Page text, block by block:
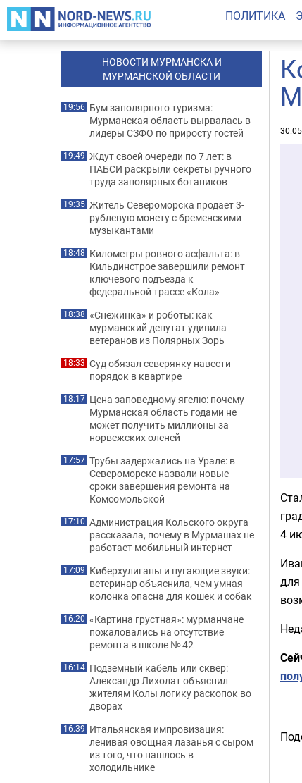
ПОЛИТИКА
4
для
НОВОСТИ МУРМАНСКА И
МУРМАНСКОЙ ОБЛАСТИ
19:56 Бум заполярного туризма:
Мурманская область вырвалась в
лидеры СЗФО по приросту гостей
19:49 Ждут своей очереди по 7 лет: в
ПАБСИ раскрыли секреты ручного
труда заполярных ботаников
19:35 Житель Североморска продает 3-
рублевую монету с бременскими
музыкантами
18:48 Километры ровного асфальта: в
Кильдинстрое завершили ремонт
ключевого подъезда к
федеральной трассе «Кола»
18:38 «Снежинка» и роботы: как
мурманский депутат удивила
ветеранов из Полярных Зорь
18:33 Суд обязал северянку навести
порядок в квартире
18:17 Цена заповедному ягелю: почему
Мурманская область годами не
может получить миллионы за
норвежских оленей
17:57 Трубы задержались на Урале: в
Североморске назвали новые
сроки завершения ремонта на
Комсомольской
17:10 Администрация Кольского округа
рассказала, почему в Мурмашах не
работает мобильный интернет
17:09 Киберхулиганы и пугающие звуки:
ветеринар объяснила, чем умная
колонка опасна для кошек и собак
16:20 «Картина грустная»: мурманчане
пожаловались на отсутствие
ремонта в школе № 42
16:14 Подземный кабель или сквер:
Александр Лихолат объяснил
жителям Колы логику раскопок во
дворах
16:39 Итальянская импровизация:
ленивая овощная лазанья с сыром
из того, что нашлось в
холодильнике